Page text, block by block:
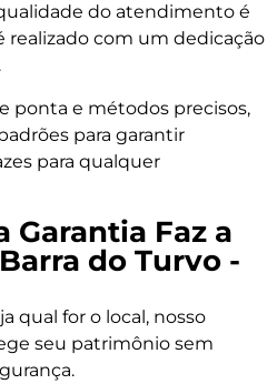
do atendimento é
realizado com um dedicação
ponta e métodos precisos,
para garantir
para qualquer
Garantia Faz a
do Turvo -
qual for o local, nosso
seu patrimônio sem